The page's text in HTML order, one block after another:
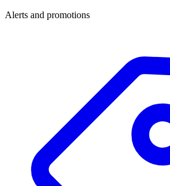
Alerts and promotions